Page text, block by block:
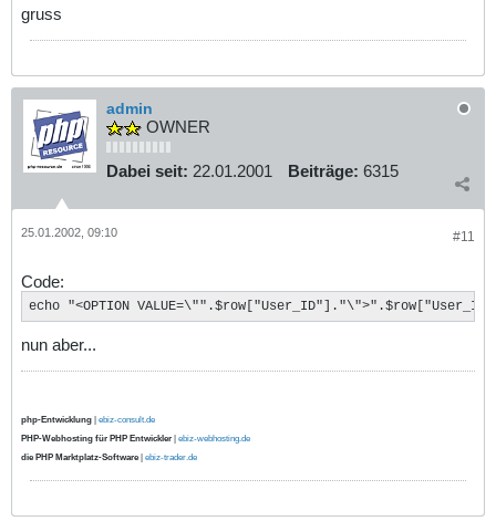
gruss
admin
OWNER
Dabei seit: 22.01.2001 Beiträge: 6315
#11
25.01.2002, 09:10
Code:
echo "<OPTION
nun aber...
php-Entwicklung
ebiz-consult.de
PHP-Webhosting für PHP Entwickler
ebiz-webhosting.de
die PHP Marktplatz-Software
ebiz-trader.de